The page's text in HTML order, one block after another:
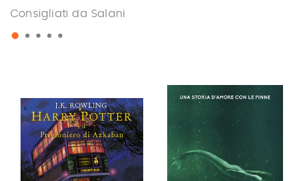
Consigliati da Salani